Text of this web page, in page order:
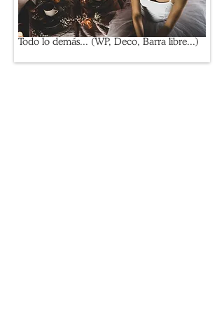
Todo lo demás... (WP, Deco, Barra libre...)